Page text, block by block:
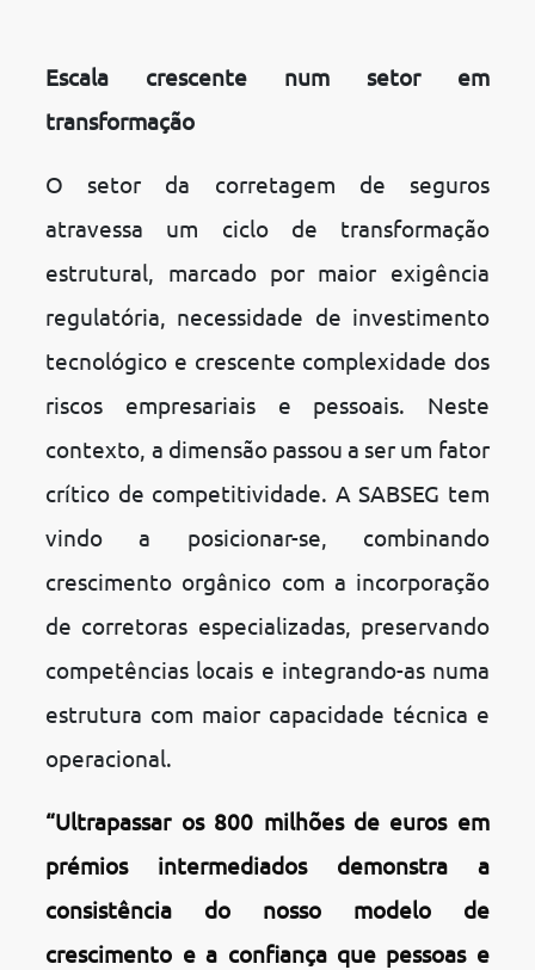
Escala crescente num setor em
transformação
O setor da corretagem de seguros
atravessa um ciclo de transformação
estrutural, marcado por maior exigência
regulatória, necessidade de investimento
tecnológico e crescente complexidade dos
riscos empresariais e pessoais. Neste
contexto, a dimensão passou a ser um fator
crítico de competitividade. A SABSEG tem
vindo a posicionar-se, combinando
crescimento orgânico com a incorporação
de corretoras especializadas, preservando
competências locais e integrando-as numa
estrutura com maior capacidade técnica e
operacional.
“Ultrapassar os 800 milhões de euros em
prémios intermediados demonstra a
consistência do nosso modelo de
crescimento e a confiança que pessoas e